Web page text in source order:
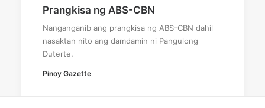
Prangkisa ng ABS-CBN
Nanganganib ang prangkisa ng ABS-CBN dahil
nasaktan nito ang damdamin ni Pangulong
Duterte.
Pinoy Gazette